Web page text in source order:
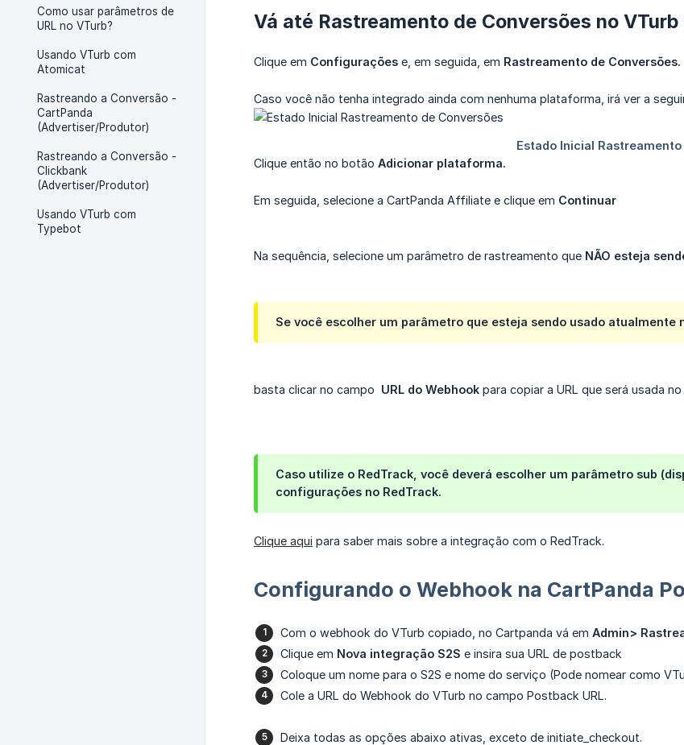
Como usar parâmetros de
URL no VTurb?
Usando VTurb com
Atomicat
Rastreando a Conversão -
CartPanda
(Advertiser/Produtor)
Rastreando a Conversão -
Clickbank
(Advertiser/Produtor)
Usando VTurb com
Typebot
Vá até Rastreamento de Conversões no
Clique em Configurações e, em seguida, em Rastreamento de Conversões.
Caso você não tenha integrado ainda com nenhuma plataforma, irá ver a
Clique então no botão Adicionar plataforma.
Em seguida, selecione a CartPanda Affiliate e clique em Continuar
Na sequência, selecione um parâmetro de rastreamento que NÃO esteja
Se você escolher um parâmetro que esteja sendo usado atualmente
basta clicar no campo URL do Webhook para copiar a URL que será usada
Caso utilize o RedTrack, você deverá escolher um parâmetro sub
configurações no RedTrack.
Clique aqui para saber mais sobre a integração com o RedTrack.
Configurando o Webhook na CartPanda
Com o webhook do VTurb copiado, no Cartpanda vá em Admin>
Clique em Nova integração S2S e insira sua URL de postback
Coloque um nome para o S2S e nome do serviço (Pode nomear como
Cole a URL do Webhook do VTurb no campo Postback URL.
Deixa todas as opções abaixo ativas, exceto de initiate_checkout.